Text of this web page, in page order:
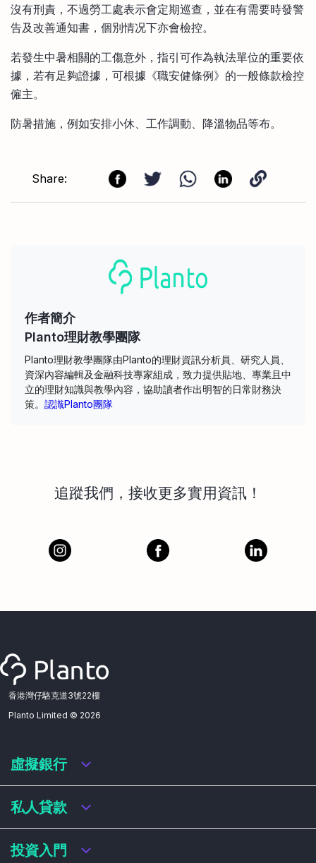
沒有刑責，不過勞工處表示會定期巡查，並在有需要時發警
告及改善通知書，個別情况下亦會檢控。
若發生中暑相關的工傷意外，指引可作為執法單位的重要依
據，若有足夠證據，可根據《職安健條例》的一般條款檢控
僱主。
防暑措施，例如安排小休、工作調動、降溫物品等布。
Share:
作者簡介
Planto理財教學團隊
Planto理財教學團隊由Planto的理財資訊分析員、研究人員、
資深內容編輯及金融科技專家組成，致力提供貼地、專業且中
立的理財知識與教學內容，協助讀者作出明智的日常財務決
策。 認識Planto團隊
追蹤我們，接收更多實用資訊！
香港灣仔駱克道3號22樓
Planto Limited © 2026
虛擬銀行
虛擬銀行迎新優惠
虛擬銀行存款利率比較
虛擬銀行銀扣賬卡 / 信用卡
私人貸款
私人貸款年利率比較
投資入門